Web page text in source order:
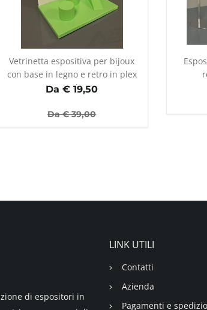
Vetrinetta espositiva per bijoux
con base in legno e retro in plex
opale
Da € 19,50
Da €39,00
di espositori in
LINK UTILI
Contatti
Azienda
Pagamenti e